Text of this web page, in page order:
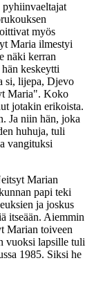
pyhiinvaeltajat
myös
Maria ilmestyi
näki kerran
keskeytti
si, lijepa, Djevo
Maria". Koko
jotakin erikoista.
Ja niin hän, joka
huhuja, tuli
vangituksi
Marian
papi teki
ja joskus
itseään. Aiemmin
Marian toiveen
vuoksi lapsille tuli
1985. Siksi he